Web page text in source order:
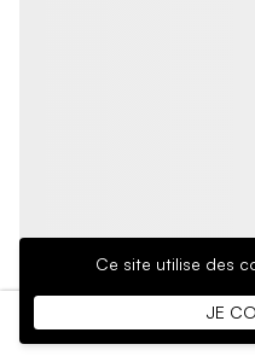
Ce site utilise des
JE